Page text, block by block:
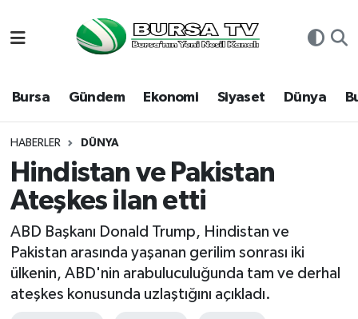
Bursa Gündem Ekonomi Siyaset Dünya
HABERLER DÜNYA
Hindistan ve Pakistan
Ateşkes ilan etti
ABD Başkanı Donald Trump, Hindistan ve
Pakistan arasında yaşanan gerilim sonrası iki
ülkenin, ABD'nin arabuluculuğunda tam ve derhal
ateşkes konusunda uzlaştığını açıkladı.
Bursa
Dünya
Eğitim
Ekonomi
Genel
Hava Durumu
Namaz Vakitleri
Trafik Durumu
Süper Lig Puan Durumu ve Fikstür
Tüm Manşetler
Son Dakika Haberleri